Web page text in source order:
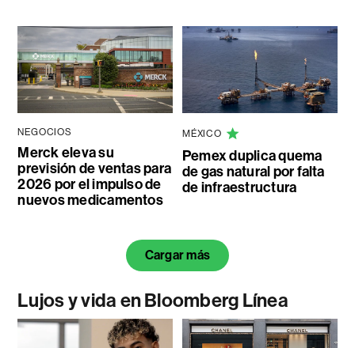
NEGOCIOS
Merck eleva su
previsión de ventas para
2026 por el impulso de
nuevos medicamentos
MÉXICO
Pemex duplica quema
de gas natural por falta
de infraestructura
Cargar más
Lujos y vida en Bloomberg Línea